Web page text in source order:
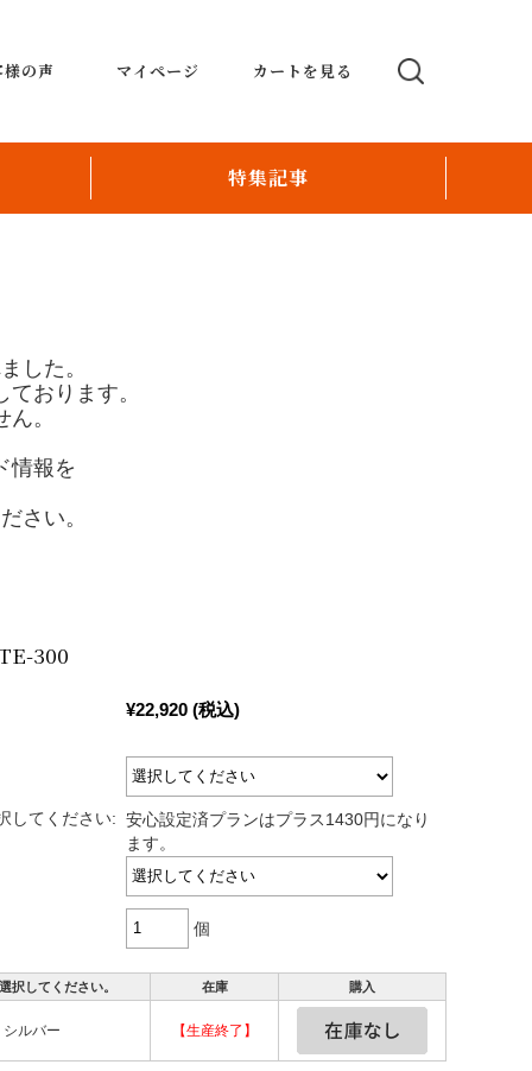
の声 マイページ カートを見る
ー
特集記事
配送ロボットとおもてなしの融合で新たな飲
した。
おります。
。
情報を
さい。
300
¥22,920 (税込)
してください: 安心設定済プランはプラス1430円になり
ます。
個
択してください。 在庫 購入
シルバー 【生産終了】